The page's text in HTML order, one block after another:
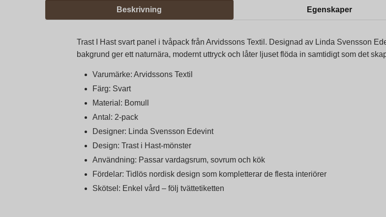
Beskrivning Egenskaper
Trast I Hast svart panel i tvåpack från Arvidssons Textil. Designad av Linda Svensson
bakgrund ger ett naturnära, modernt uttryck och låter ljuset flöda in samtidigt som det
Varumärke: Arvidssons Textil
Färg: Svart
Material: Bomull
Antal: 2-pack
Designer: Linda Svensson Edevint
Design: Trast i Hast-mönster
Användning: Passar vardagsrum, sovrum och kök
Fördelar: Tidlös nordisk design som kompletterar de flesta interiörer
Skötsel: Enkel vård – följ tvättetiketten